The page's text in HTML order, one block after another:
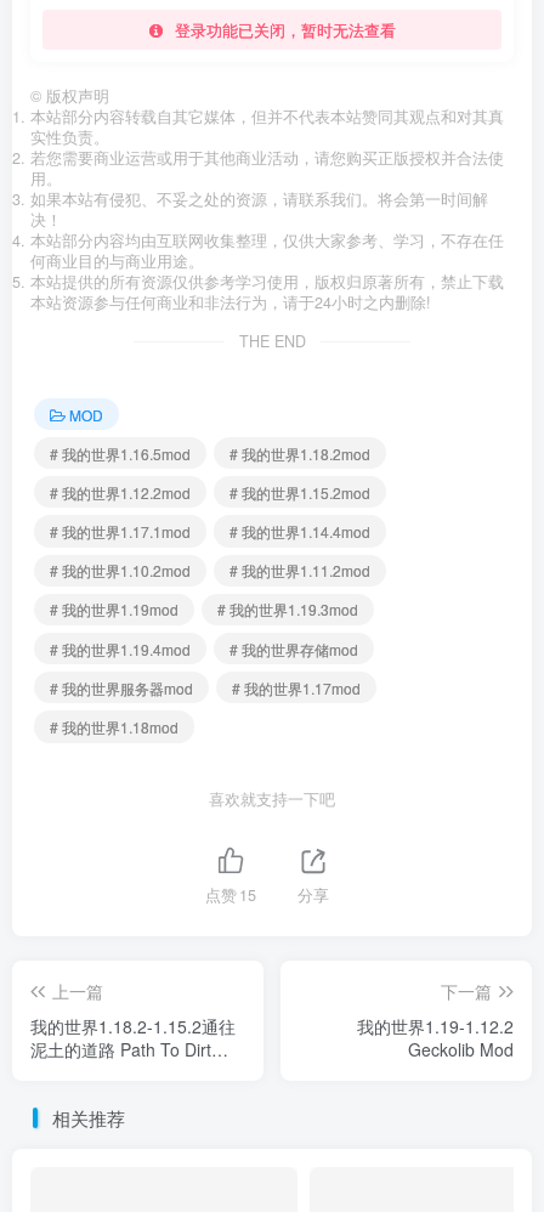
登录功能已关闭，暂时无法查看
© 版权声明
本站部分内容转载自其它媒体，但并不代表本站赞同其观点和对其真
实性负责。
若您需要商业运营或用于其他商业活动，请您购买正版授权并合法使
用。
如果本站有侵犯、不妥之处的资源，请联系我们。将会第一时间解
决！
本站部分内容均由互联网收集整理，仅供大家参考、学习，不存在任
何商业目的与商业用途。
本站提供的所有资源仅供参考学习使用，版权归原著所有，禁止下载
本站资源参与任何商业和非法行为，请于24小时之内删除!
THE END
MOD
# 我的世界1.16.5mod
# 我的世界1.18.2mod
# 我的世界1.12.2mod
# 我的世界1.15.2mod
# 我的世界1.17.1mod
# 我的世界1.14.4mod
# 我的世界1.10.2mod
# 我的世界1.11.2mod
# 我的世界1.19mod
# 我的世界1.19.3mod
# 我的世界1.19.4mod
# 我的世界存储mod
# 我的世界服务器mod
# 我的世界1.17mod
# 我的世界1.18mod
喜欢就支持一下吧
点赞15 分享
上一篇
我的世界1.18.2-1.15.2通往
泥土的道路 Path To Dirt
下一篇
我的世界1.19-1.12.2
Geckolib Mod
相关推荐